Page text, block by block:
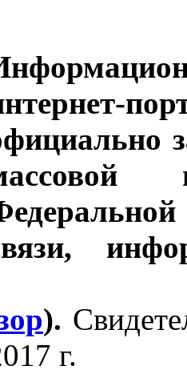
).
г.